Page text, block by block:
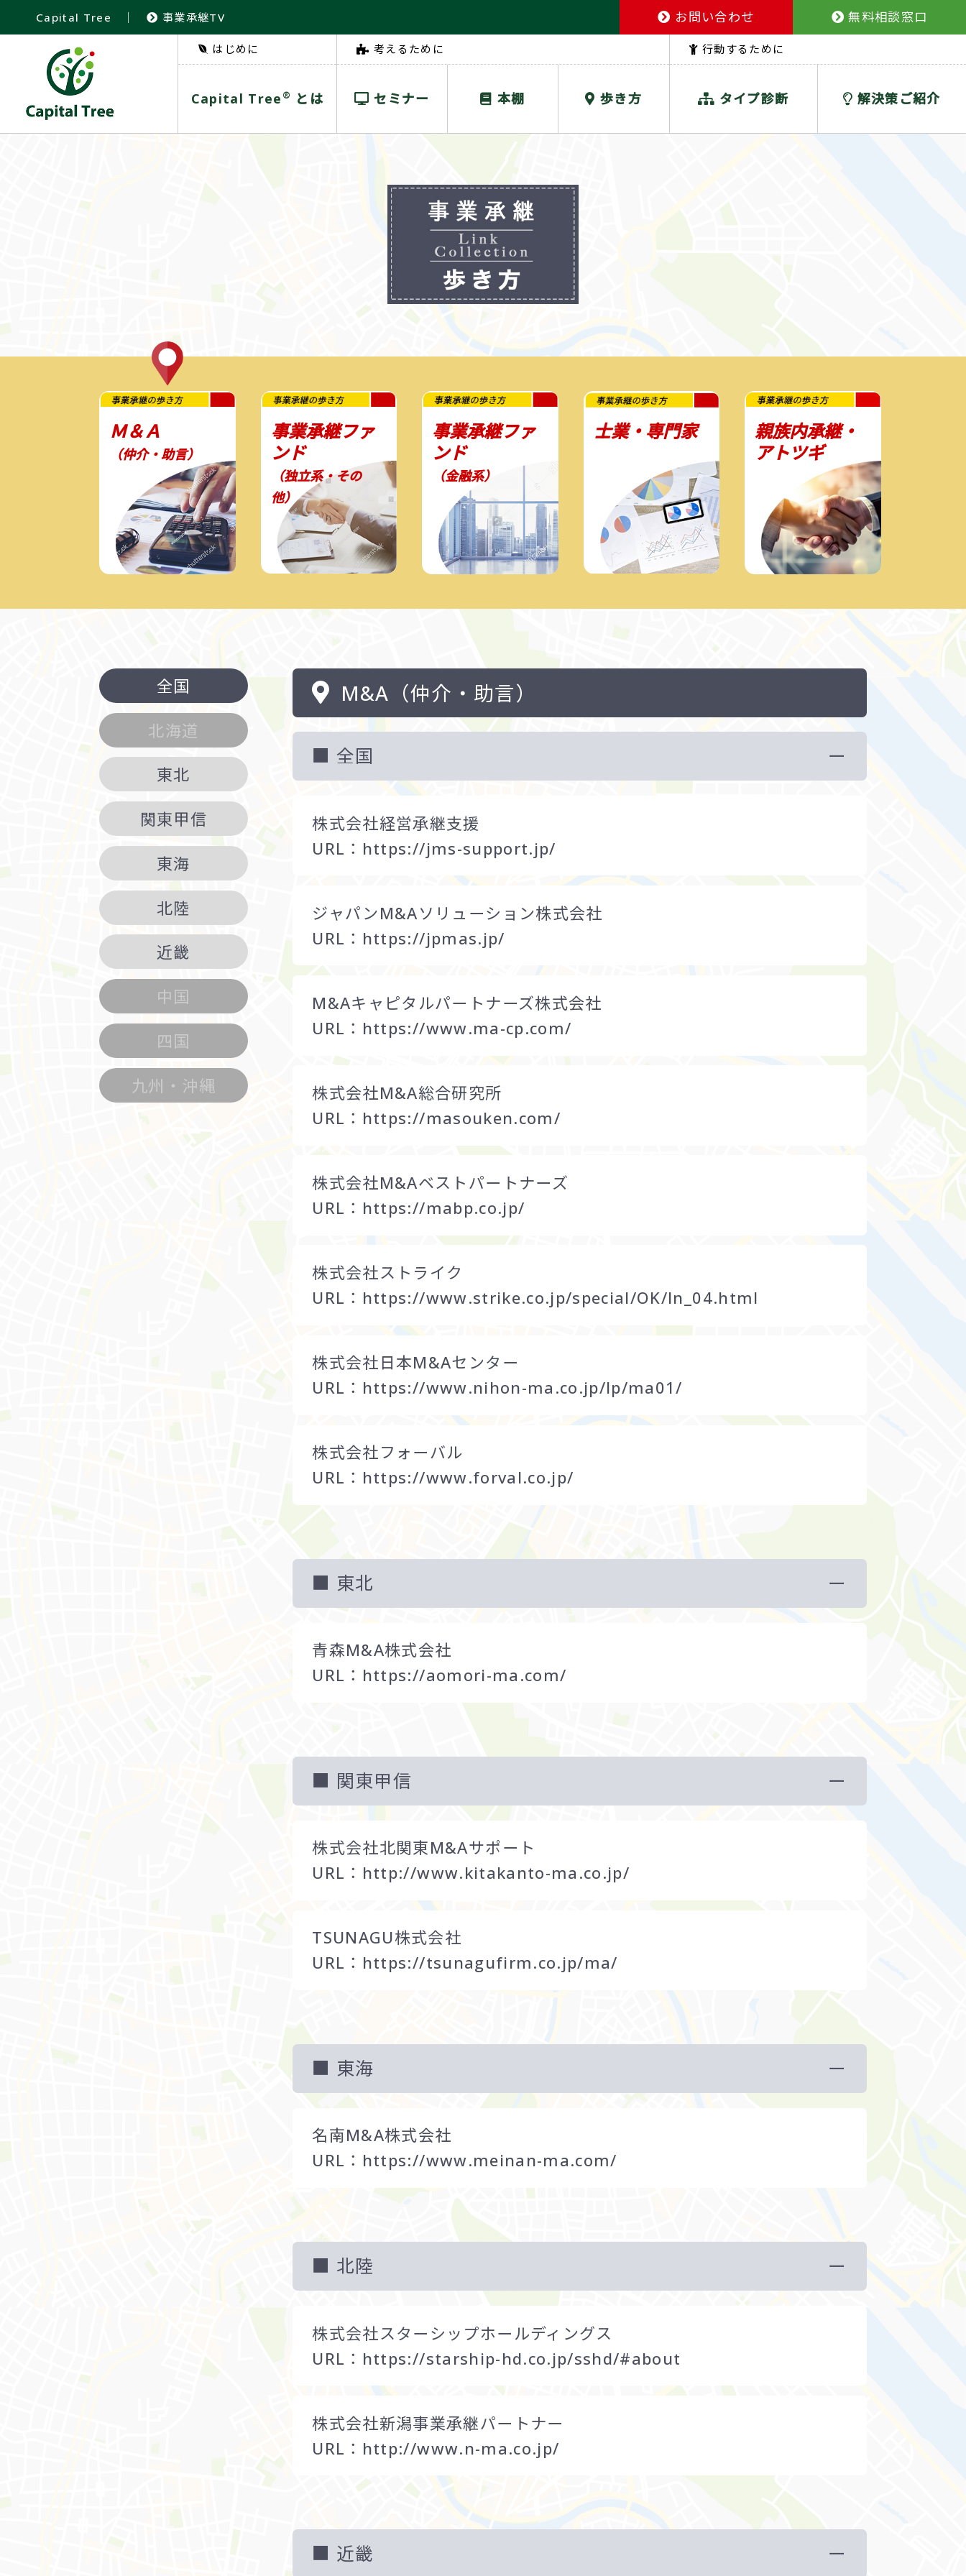
Capital Tree ｜ 事業承継TV お問い合わせ 無料相談窓口
はじめに
Capital Tree ® とは
考えるために
セミナー 本棚 歩き方
行動するために
タイプ診断 解決策ご紹介
Ｍ＆Ａ
（仲介・助言）
事業承継ファ
ンド
（独立系・その
他）
事業承継ファ
ンド
（金融系）
士業・専門家
親族内承継・
アトツギ
全国
北海道
東北
関東甲信
東海
北陸
近畿
中国
四国
九州・沖縄
M&A（仲介・助言）
全国
株式会社経営承継支援
URL： https://jms-support.jp/
ジャパンM&Aソリューション株式会社
URL： https://jpmas.jp/
M&Aキャピタルパートナーズ株式会社
URL： https://www.ma-cp.com/
株式会社M&A総合研究所
URL： https://masouken.com/
株式会社M&Aベストパートナーズ
URL： https://mabp.co.jp/
株式会社ストライク
URL： https://www.strike.co.jp/special/OK/ln_04.html
株式会社日本M&Aセンター
URL： https://www.nihon-ma.co.jp/lp/ma01/
株式会社フォーバル
URL： https://www.forval.co.jp/
東北
青森M&A株式会社
URL： https://aomori-ma.com/
関東甲信
株式会社北関東M&Aサポート
URL： http://www.kitakanto-ma.co.jp/
TSUNAGU株式会社
URL： https://tsunagufirm.co.jp/ma/
東海
名南M&A株式会社
URL： https://www.meinan-ma.com/
北陸
株式会社スターシップホールディングス
URL： https://starship-hd.co.jp/sshd/#about
株式会社新潟事業承継パートナー
URL： http://www.n-ma.co.jp/
近畿